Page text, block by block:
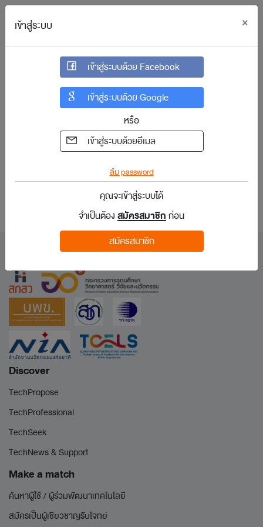
เข้าสู่ระบบ
กรุณาสมัครสมาชิก หรือ เข้าสู่ระบบ เพื่อเข้าถึง
เนื้อหาที่คุณต้องการ
เข้าสู่ระบบเพื่อเข้าถึงเนื้อหาที่คุณต้องการ
สนับสนุนโดย
Discover
TechPropose
TechProfessional
TechSeek
TechNews & Support
Make a match
ค้นหาผู้ใช้ / ผู้ร่วมพัฒนาเทคโนโลยี
สมัครเป็นผู้เชียวชาญรับโจทย์
เข้าสู่ระบบ ×
เข้าสู่ระบบด้วย Facebook
เข้าสู่ระบบด้วย Google
หรือ
เข้าสู่ระบบด้วยอีเมล
ลืม password
คุณจะเข้าสู่ระบบได้
จำเป็นต้องสมัครสมาชิกก่อน
สมัครสมาชิก